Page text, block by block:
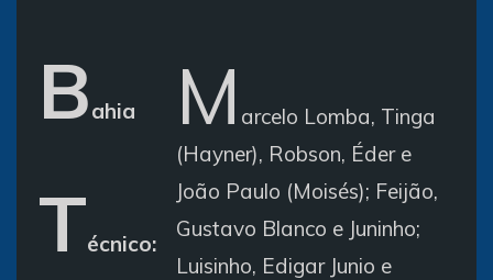
Bahia M arcelo Lomba, Tinga
(Hayner), Robson, Éder e
João Paulo (Moisés); Feijão,
Gustavo Blanco e Juninho;
Luisinho, Edigar Junio e
Técnico: